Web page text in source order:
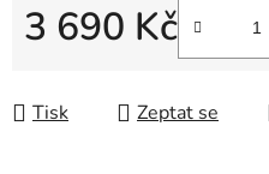
3 690 Kč
Tisk Zeptat se